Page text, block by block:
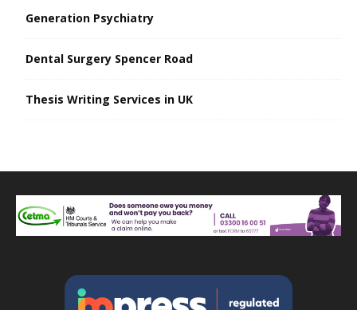
Generation Psychiatry
Dental Surgery Spencer Road
Thesis Writing Services in UK